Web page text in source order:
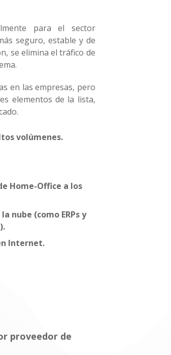
para el sector
seguro, estable y de
se elimina el tráfico de
en las empresas, pero
elementos de la lista,
volúmenes.
Home-Office a los
nube (como ERPs y
Internet.
proveedor de